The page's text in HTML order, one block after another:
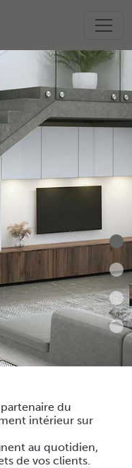
du
intérieur sur
au quotidien,
de vos clients.